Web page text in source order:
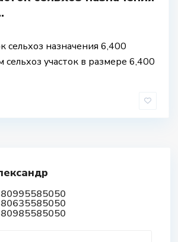
сельхоз назначения 6,400
сельхоз участок в размере 6,400